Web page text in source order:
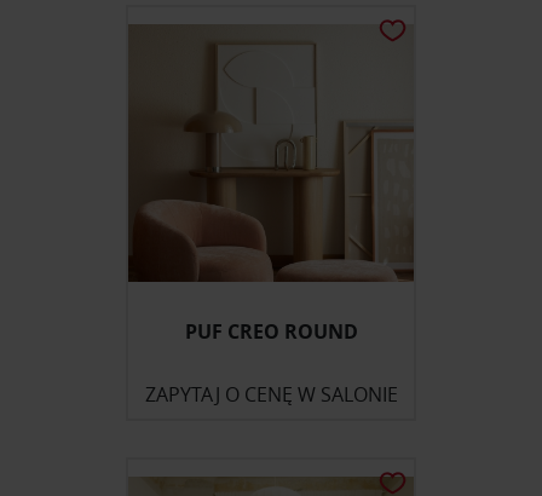
PUF CREO ROUND
ZAPYTAJ O CENĘ W SALONIE